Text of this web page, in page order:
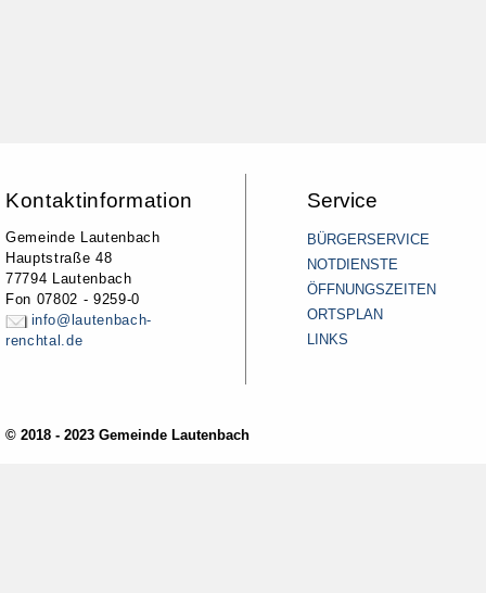
Kontaktinformation
Gemeinde Lautenbach
Hauptstraße 48
77794 Lautenbach
Fon 07802 - 9259-0
info@lautenbach-
renchtal.de
Service
BÜRGERSERVICE
NOTDIENSTE
ÖFFNUNGSZEITEN
ORTSPLAN
LINKS
© 2018 - 2023 Gemeinde Lautenbach